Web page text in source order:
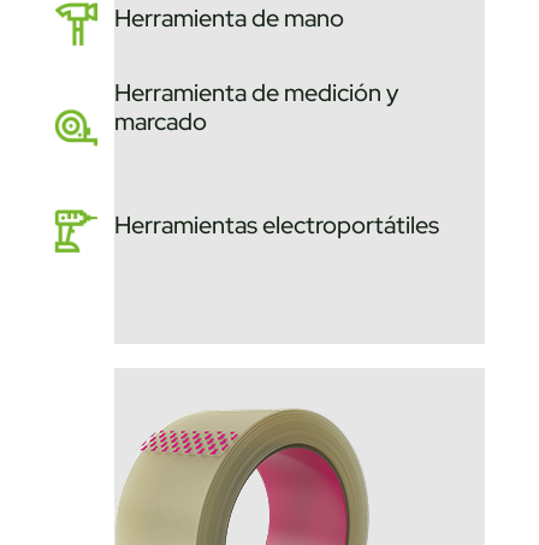
Herramienta de mano
Herramienta de medición y
marcado
Herramientas electroportátiles